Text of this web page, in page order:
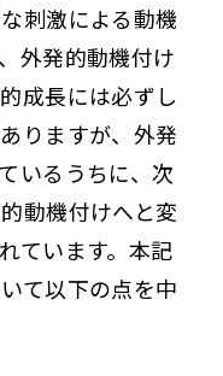
刺激による動機
外発的動機付け
成長には必ずし
りますが、外発
いるうちに、次
動機付けへと変
ています。本記
て以下の点を中